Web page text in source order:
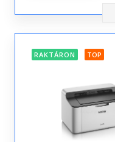
RAKTÁRON TOP